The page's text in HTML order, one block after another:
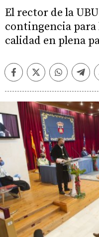
El rector de la
contingencia para
calidad en plena
FacebookTwitterWhatsapp